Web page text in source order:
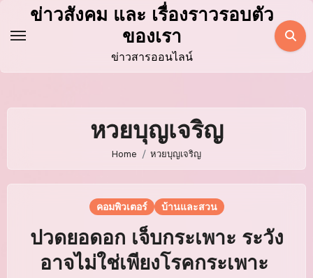
ข่าวสังคม และ เรื่องราวรอบตัว
ของเรา
ข่าวสารออนไลน์
หวยบุญเจริญ
Home หวยบุญเจริญ
คอมพิวเตอร์ บ้านและสวน
ปวดยอดอก เจ็บกระเพาะ ระวัง
อาจไม่ใช่เพียงโรคกระเพาะ